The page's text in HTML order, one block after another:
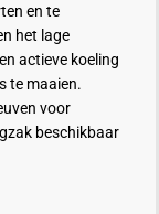
en te
het lage
actieve koeling
te maaien.
voor
beschikbaar